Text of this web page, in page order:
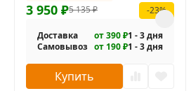
5 135₽
3 950 ₽ -23%
Доставка от 390 ₽1 - 3 дня
Самовывоз от 190 ₽1 - 3 дня
Купить